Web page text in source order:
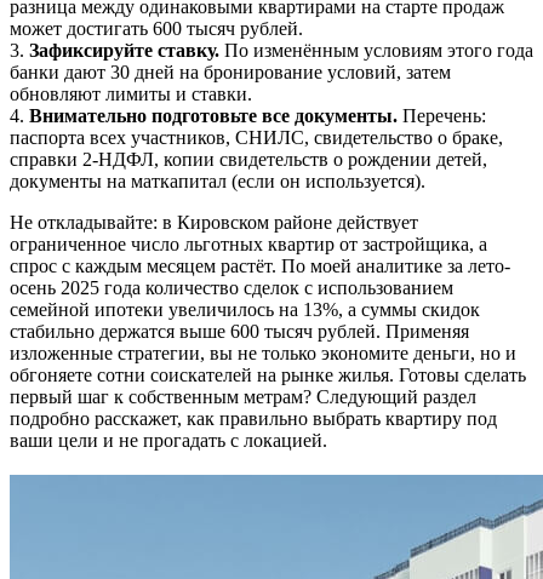
разница между одинаковыми квартирами на старте продаж
может достигать 600 тысяч рублей.
3. Зафиксируйте ставку. По изменённым условиям этого года
банки дают 30 дней на бронирование условий, затем
обновляют лимиты и ставки.
4. Внимательно подготовьте все документы. Перечень:
паспорта всех участников, СНИЛС, свидетельство о браке,
справки 2-НДФЛ, копии свидетельств о рождении детей,
документы на маткапитал (если он используется).
Не откладывайте: в Кировском районе действует
ограниченное число льготных квартир от застройщика, а
спрос с каждым месяцем растёт. По моей аналитике за лето-
осень 2025 года количество сделок с использованием
семейной ипотеки увеличилось на 13%, а суммы скидок
стабильно держатся выше 600 тысяч рублей. Применяя
изложенные стратегии, вы не только экономите деньги, но и
обгоняете сотни соискателей на рынке жилья. Готовы сделать
первый шаг к собственным метрам? Следующий раздел
подробно расскажет, как правильно выбрать квартиру под
ваши цели и не прогадать с локацией.